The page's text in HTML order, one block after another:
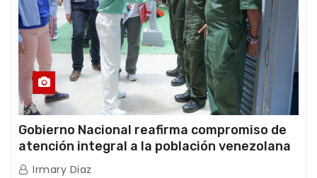
Gobierno Nacional reafirma compromiso de
atención integral a la población venezolana
tras doblete sísmico
Irmary Diaz